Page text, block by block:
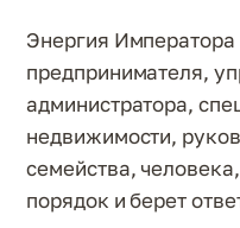
Энергия Императора
предпринимателя,
администратора,
недвижимости,
семейства,
порядок и берет